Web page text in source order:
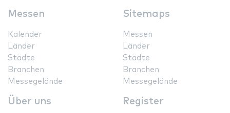
Messen
Kalender
Länder
Städte
Branchen
Messegelände
Sitemaps
Messen
Länder
Städte
Branchen
Messegelände
Über uns Register